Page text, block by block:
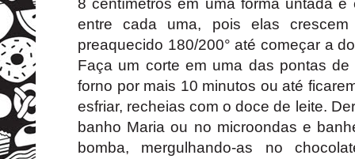
8 centímetros em uma fôrma untada e
entre cada uma, pois elas
preaquecido 180/200° até começar a
Faça um corte em uma das pontas
forno por mais 10 minutos ou até
esfriar, recheias com o doce de leite.
banho Maria ou no microondas e
bomba, mergulhando-as no